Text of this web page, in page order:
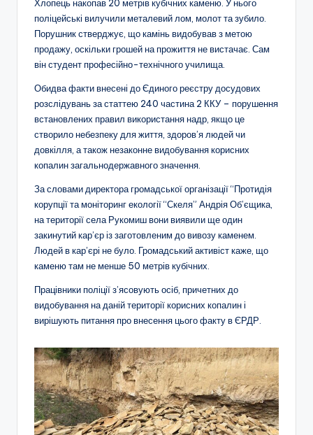
Хлопець накопав 20 метрів кубічних каменю. У нього
поліцейські вилучили металевий лом, молот та зубило.
Порушник стверджує, що камінь видобував з метою
продажу, оскільки грошей на прожиття не вистачає. Сам
він студент професійно-технічного училища.
Обидва факти внесені до Єдиного реєстру досудових
розслідувань за статтею 240 частина 2 ККУ – порушення
встановлених правил використання надр, якщо це
створило небезпеку для життя, здоров’я людей чи
довкілля, а також незаконне видобування корисних
копалин загальнодержавного значення.
За словами директора громадської організації “Протидія
корупції та моніторинг екології “Скеля” Андрія Об’єщика,
на території села Рукомиш вони виявили ще один
закинутий кар’єр із заготовленим до вивозу каменем.
Людей в кар’єрі не було. Громадський активіст каже, що
каменю там не менше 50 метрів кубічних.
Працівники поліції з’ясовують осіб, причетних до
видобування на даній території корисних копалин і
вирішують питання про внесення цього факту в ЄРДР.